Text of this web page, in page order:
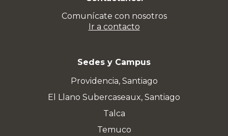
Comunícate con nosotros
Ir a contacto
Sedes y Campus
Providencia, Santiago
El Llano Subercaseaux, Santiago
Talca
Temuco